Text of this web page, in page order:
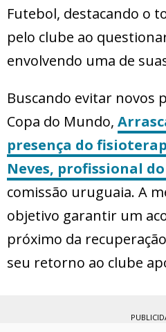
Futebol, destacando o
pelo clube ao
envolvendo uma de
Buscando evitar novos
Copa do Mundo,
presença do
Neves, profissional
comissão uruguaia. A
objetivo garantir um
próximo da
seu retorno ao clube